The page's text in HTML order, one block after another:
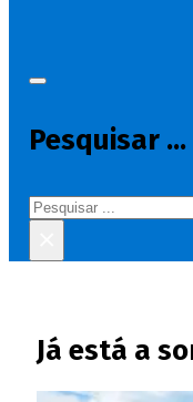
Pesquisar ...
Pesquisar
Já está a